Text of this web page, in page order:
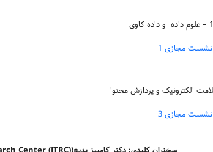
نشست مجازی 1
نشست مجازی 3